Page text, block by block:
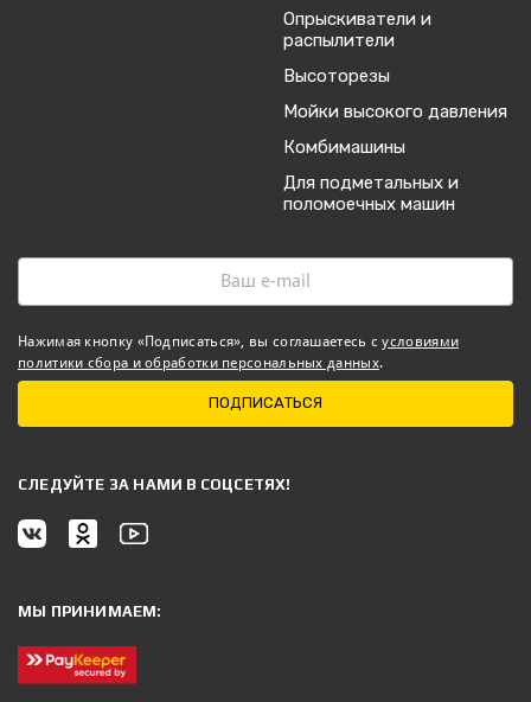
Опрыскиватели и
распылители
Высоторезы
Мойки высокого давления
Комбимашины
Для подметальных и
поломоечных машин
Нажимая кнопку «Подписаться», вы соглашаетесь сусловиями
политики сбора и обработки персональных данных.
ПОДПИСАТЬСЯ
CЛЕДУЙТЕ ЗА НАМИ В СОЦСЕТЯХ!
МЫ ПРИНИМАЕМ: